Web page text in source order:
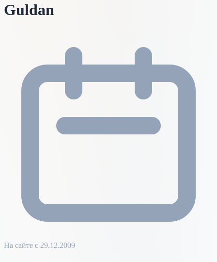
Guldan
На сайте с 29.12.2009